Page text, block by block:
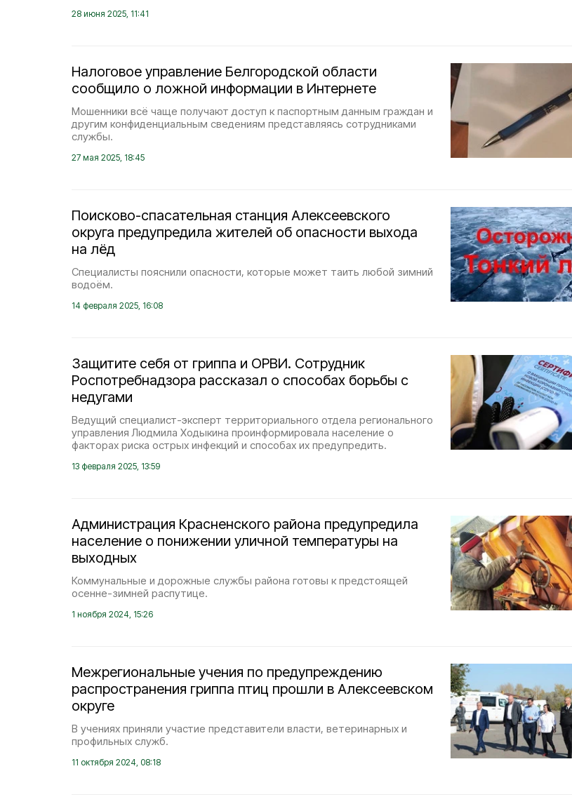
28 июня 2025, 11:41
Налоговое управление Белгородской области
сообщило о ложной информации в Интернете
Мошенники всё чаще получают доступ к паспортным данным граждан и
другим конфиденциальным сведениям представляясь сотрудниками
службы.
27 мая 2025, 18:45
Поисково-спасательная станция Алексеевского
округа предупредила жителей об опасности выхода
на лёд
Специалисты пояснили опасности, которые может таить любой зимний
водоём.
14 февраля 2025, 16:08
Защитите себя от гриппа и ОРВИ. Сотрудник
Роспотребнадзора рассказал о способах борьбы с
недугами
Ведущий специалист-эксперт территориального отдела регионального
управления Людмила Ходыкина проинформировала население о
факторах риска острых инфекций и способах их предупредить.
13 февраля 2025, 13:59
Администрация Красненского района предупредила
население о понижении уличной температуры на
выходных
Коммунальные и дорожные службы района готовы к предстоящей
осенне-зимней распутице.
1 ноября 2024, 15:26
Межрегиональные учения по предупреждению
распространения гриппа птиц прошли в Алексеевском
округе
В учениях приняли участие представители власти, ветеринарных и
профильных служб.
11 октября 2024, 08:18